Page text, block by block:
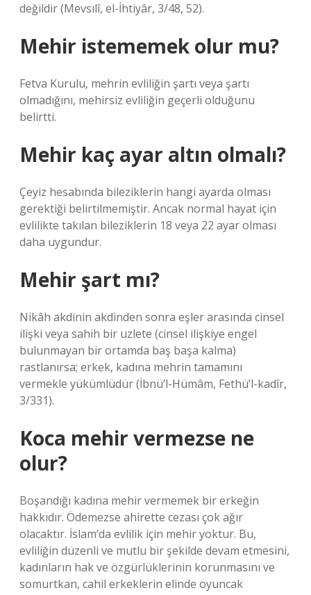
değildir (Mevsılî, el-İhtiyâr, 3/48, 52).
Mehir istememek olur mu?
Fetva Kurulu, mehrin evliliğin şartı veya şartı
olmadığını, mehirsiz evliliğin geçerli olduğunu
belirtti.
Mehir kaç ayar altın olmalı?
Çeyiz hesabında bileziklerin hangi ayarda olması
gerektiği belirtilmemiştir. Ancak normal hayat için
evlilikte takılan bileziklerin 18 veya 22 ayar olması
daha uygundur.
Mehir şart mı?
Nikâh akdinin akdinden sonra eşler arasında cinsel
ilişki veya sahih bir uzlete (cinsel ilişkiye engel
bulunmayan bir ortamda baş başa kalma)
rastlanırsa; erkek, kadına mehrin tamamını
vermekle yükümlüdür (İbnü’l-Hümâm, Fethü’l-kadîr,
3/331).
Koca mehir vermezse ne
olur?
Boşandığı kadına mehir vermemek bir erkeğin
hakkıdır. Ödemezse ahirette cezası çok ağır
olacaktır. İslam’da evlilik için mehir yoktur. Bu,
evliliğin düzenli ve mutlu bir şekilde devam etmesini,
kadınların hak ve özgürlüklerinin korunmasını ve
somurtkan, cahil erkeklerin elinde oyuncak